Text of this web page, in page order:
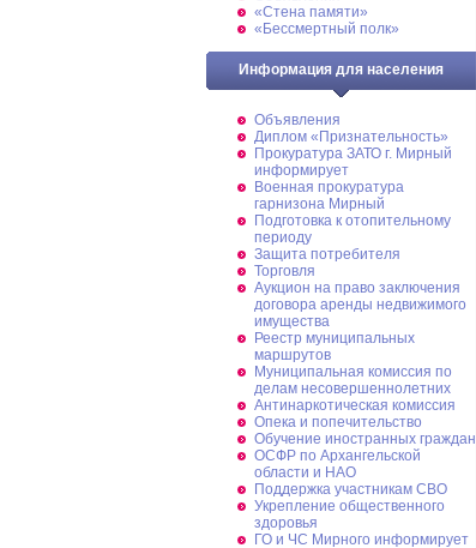
«Стена памяти»
«Бессмертный полк»
Информация для населения
Объявления
Диплом «Признательность»
Прокуратура ЗАТО г. Мирный
информирует
Военная прокуратура
гарнизона Мирный
Подготовка к отопительному
периоду
Защита потребителя
Торговля
Аукцион на право заключения
договора аренды недвижимого
имущества
Реестр муниципальных
маршрутов
Муниципальная комиссия по
делам несовершеннолетних
Антинаркотическая комиссия
Опека и попечительство
Обучение иностранных граждан
ОСФР по Архангельской
области и НАО
Поддержка участникам СВО
Укрепление общественного
здоровья
ГО и ЧС Мирного информирует